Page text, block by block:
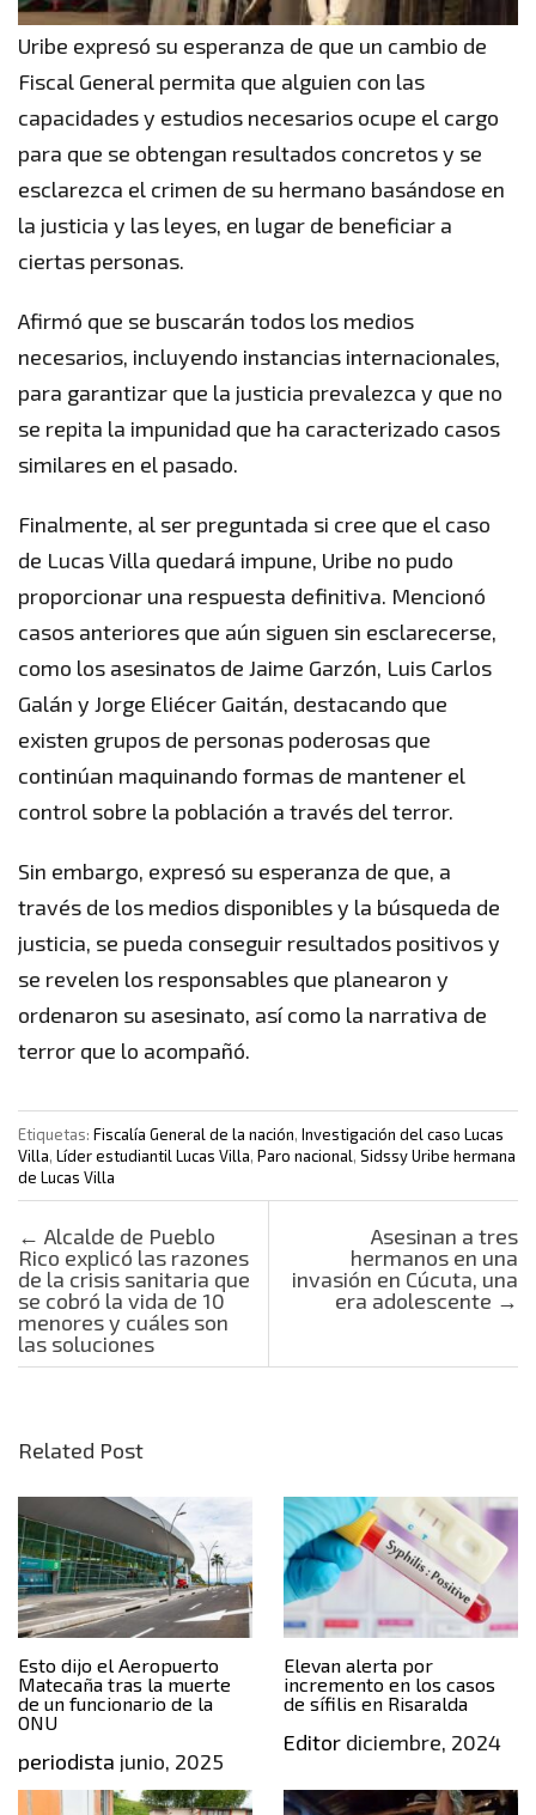
Uribe expresó su esperanza de que un cambio de
Fiscal General permita que alguien con las
capacidades y estudios necesarios ocupe el cargo
para que se obtengan resultados concretos y se
esclarezca el crimen de su hermano basándose en
la justicia y las leyes, en lugar de beneficiar a
ciertas personas.
Afirmó que se buscarán todos los medios
necesarios, incluyendo instancias internacionales,
para garantizar que la justicia prevalezca y que no
se repita la impunidad que ha caracterizado casos
similares en el pasado.
Finalmente, al ser preguntada si cree que el caso
de Lucas Villa quedará impune, Uribe no pudo
proporcionar una respuesta definitiva. Mencionó
casos anteriores que aún siguen sin esclarecerse,
como los asesinatos de Jaime Garzón, Luis Carlos
Galán y Jorge Eliécer Gaitán, destacando que
existen grupos de personas poderosas que
continúan maquinando formas de mantener el
control sobre la población a través del terror.
Sin embargo, expresó su esperanza de que, a
través de los medios disponibles y la búsqueda de
justicia, se pueda conseguir resultados positivos y
se revelen los responsables que planearon y
ordenaron su asesinato, así como la narrativa de
terror que lo acompañó.
Etiquetas: Fiscalía General de la nación, Investigación del caso Lucas
Villa, Líder estudiantil Lucas Villa, Paro nacional, Sidssy Uribe hermana
de Lucas Villa
Post navigation
← Alcalde de Pueblo
Rico explicó las razones
de la crisis sanitaria que
se cobró la vida de 10
menores y cuáles son
las soluciones
Asesinan a tres
hermanos en una
invasión en Cúcuta, una
era adolescente →
Related Post
Esto dijo el Aeropuerto
Matecaña tras la muerte
de un funcionario de la
ONU
periodista junio, 2025
Elevan alerta por
incremento en los casos
de sífilis en Risaralda
Editordiciembre, 2024